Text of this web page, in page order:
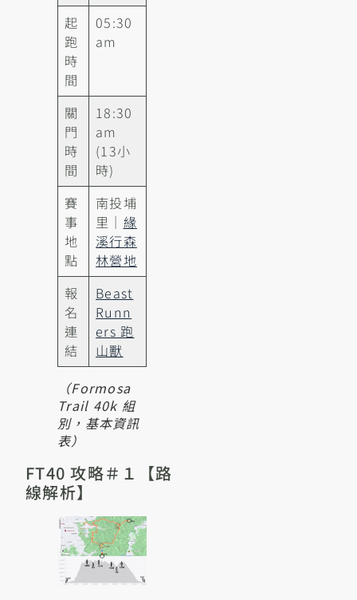
起
跑
時
間
05:30
am
關
門
時
間
18:30
am
(13小
時)
賽
事
地
點
南投埔
里｜ 緣
溪行森
林營地
報
名
連
結
Beast
Runn
ers 跑
山獸
（Formosa
Trail 40k 組
別，基本資訊
表）
FT40 攻略＃１【路
線解析】